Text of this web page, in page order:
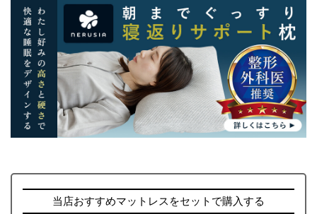
当店おすすめマットレスをセットで購入する